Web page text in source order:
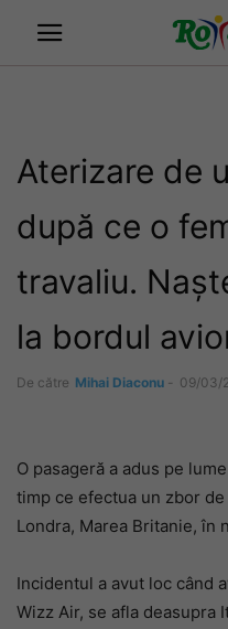
Aterizare de
după ce o
travaliu.
la bordul
De către Mihai Diaconu - 09/03/
O pasageră a adus pe
timp ce efectua un zbor
Londra, Marea Britanie, în
Incidentul a avut loc când
Wizz Air, se afla deasupra